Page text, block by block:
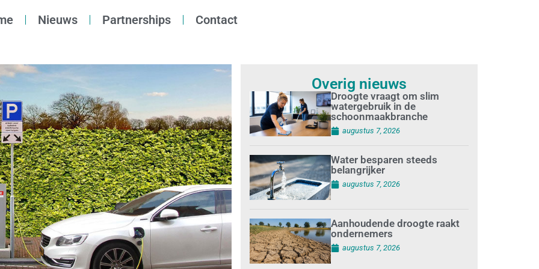
Nieuws Partnerships Contact
Overig nieuws
Droogte vraagt om slim
watergebruik in de
schoonmaakbranche
augustus 7, 2026
Water besparen steeds
belangrijker
augustus 7, 2026
Aanhoudende droogte raakt
ondernemers
augustus 7, 2026